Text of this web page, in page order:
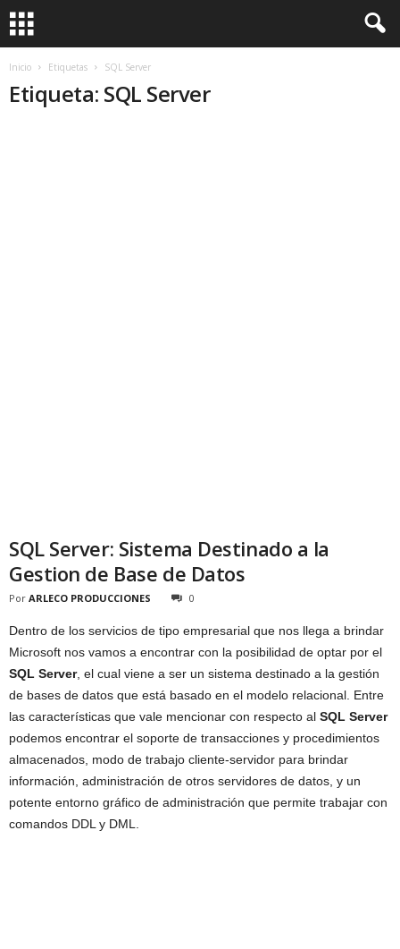
Inicio Etiquetas SQL Server
Etiqueta: SQL Server
SQL Server: Sistema Destinado a la
Gestion de Base de Datos
Por ARLECO PRODUCCIONES 0
Dentro de los servicios de tipo empresarial que nos llega a brindar
Microsoft nos vamos a encontrar con la posibilidad de optar por el
SQL Server, el cual viene a ser un sistema destinado a la gestión
de bases de datos que está basado en el modelo relacional. Entre
las características que vale mencionar con respecto al SQL Server
podemos encontrar el soporte de transacciones y procedimientos
almacenados, modo de trabajo cliente-servidor para brindar
información, administración de otros servidores de datos, y un
potente entorno gráfico de administración que permite trabajar con
comandos DDL y DML.